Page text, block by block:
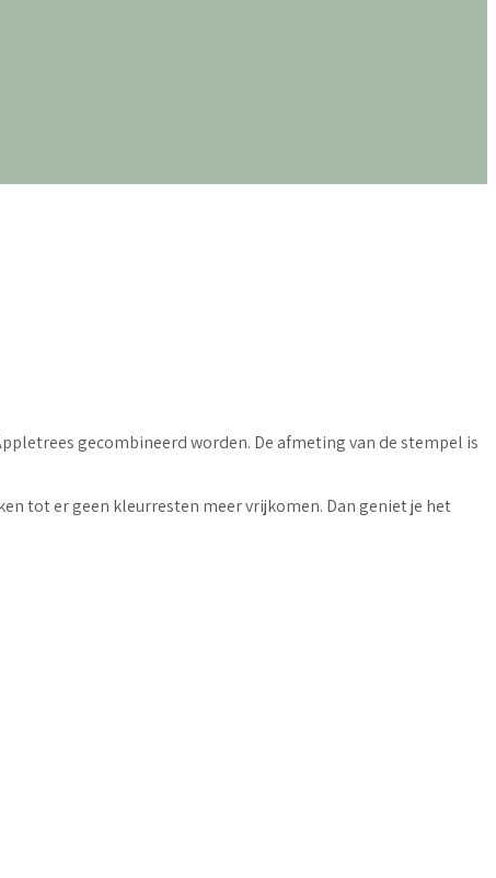
gecombineerd worden. De afmeting van de stempel is
tot er geen kleurresten meer vrijkomen. Dan geniet je het